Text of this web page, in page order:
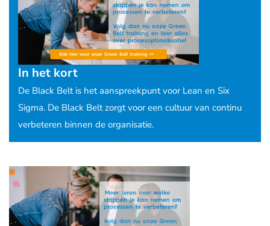
In het kort
De Black Belt is het aanspreekpunt voor Lean en Six
Sigma. De Black Belt zorgt voor een cultuur van continu
verbeteren binnen de organisatie.